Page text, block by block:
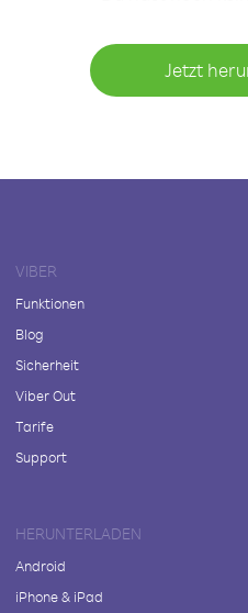
Jetzt
VIBER
Funktionen
Blog
Sicherheit
Viber Out
Tarife
Support
HERUNTERLADEN
Android
iPhone & iPad